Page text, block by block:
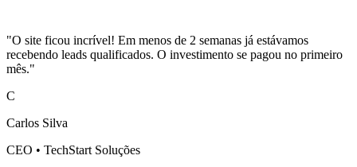
"O site ficou incrível! Em menos de 2 semanas já estávamos
recebendo leads qualificados. O investimento se pagou no primeiro
mês."
C
Carlos Silva
CEO • TechStart Soluções